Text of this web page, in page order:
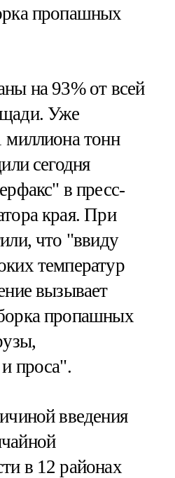
пропашных
на 93% от всей
Уже
миллиона тонн
сегодня
в пресс-
края. При
что "ввиду
температур
вызывает
пропашных
проса".
введения
в 12 районах